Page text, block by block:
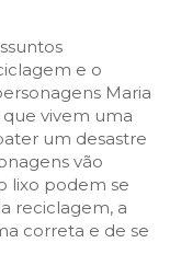
e o
Maria
que vivem uma
um desastre
vão
lixo podem se
reciclagem, a
correta e de se